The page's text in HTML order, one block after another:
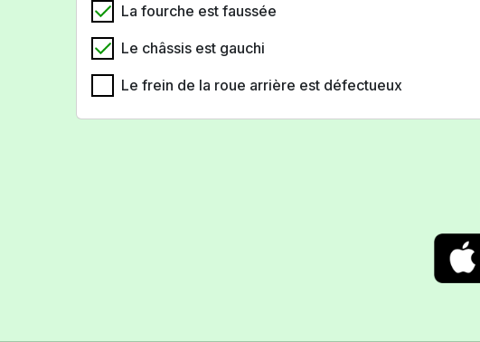
La fourche est faussée
Le châssis est gauchi
Le frein de la roue arrière est défectueux